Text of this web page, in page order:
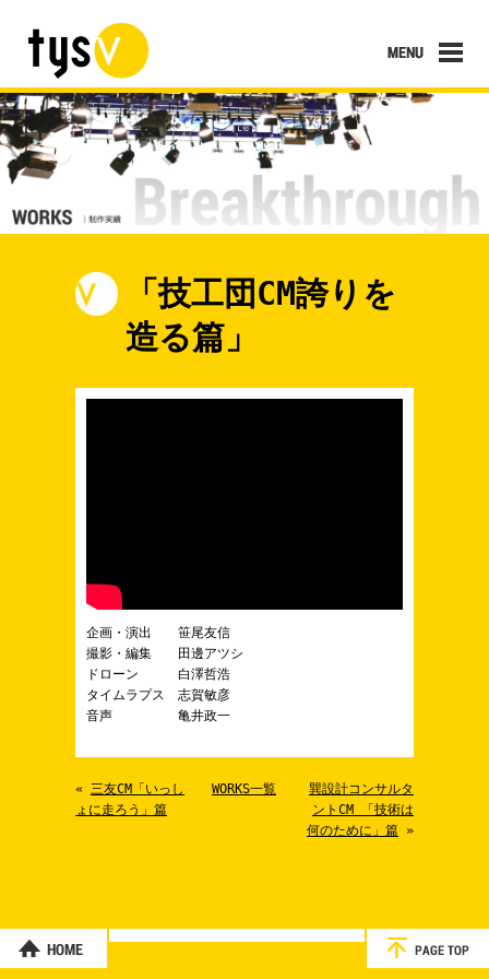
「技工団CM誇りを
造る篇」
企画・演出 笹尾友信
撮影・編集 田邊アツシ
ドローン 白澤哲浩
タイムラプス 志賀敏彦
音声 亀井政一
« 三友CM「いっし
ょに走ろう」篇
WORKS一覧
巽設計コンサルタ
ントCM 「技術は
何のために」篇 »